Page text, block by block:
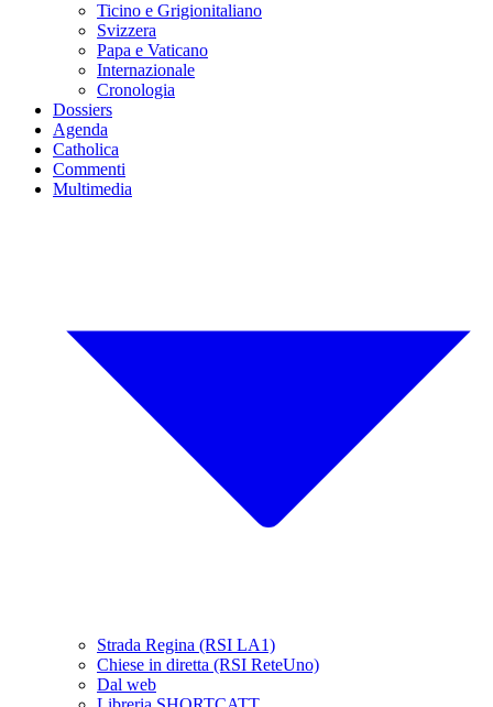
Ticino e Grigionitaliano
Svizzera
Papa e Vaticano
Internazionale
Cronologia
Dossiers
Agenda
Catholica
Commenti
Multimedia
Strada Regina (RSI LA1)
Chiese in diretta (RSI ReteUno)
Dal web